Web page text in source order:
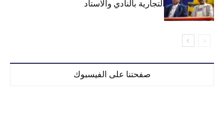
ملف المحلات التجارية بالنادي والاستاد
صفحتنا على الفيسبوك